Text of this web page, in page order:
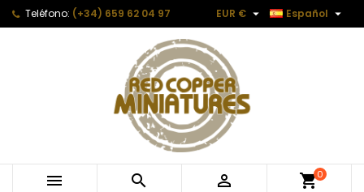
Teléfono: (+34) 659 62 04 97 Español 
EUR € 
   0